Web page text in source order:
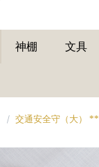
神棚 文具
/ 交通安全守（大） **